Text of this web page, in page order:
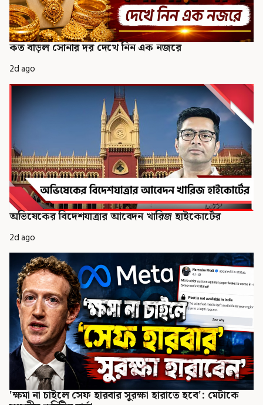
কত বাড়ল সোনার দর দেখে নিন এক নজরে
2d ago
অভিষেকের বিদেশযাত্রার আবেদন খারিজ হাইকোর্টের
2d ago
'ক্ষমা না চাইলে সেফ হারবার সুরক্ষা হারাতে হবে': মেটাকে